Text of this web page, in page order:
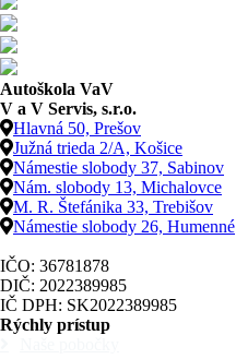
Autoškola VaV
V a V Servis, s.r.o.
Hlavná 50, Prešov
Južná trieda 2/A, Košice
Námestie slobody 37, Sabinov
Nám. slobody 13, Michalovce
M. R. Štefánika 33, Trebišov
Námestie slobody 26, Humenné
IČO: 36781878
DIČ: 2022389985
IČ DPH: SK2022389985
Rýchly prístup